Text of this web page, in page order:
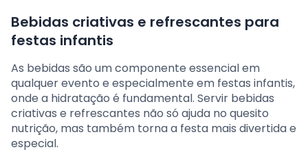
Bebidas criativas e refrescantes para
festas infantis
As bebidas são um componente essencial em
qualquer evento e especialmente em festas infantis,
onde a hidratação é fundamental. Servir bebidas
criativas e refrescantes não só ajuda no quesito
nutrição, mas também torna a festa mais divertida e
especial.